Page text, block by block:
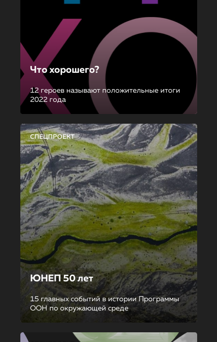
Что хорошего?
12 героев называют положительные итоги
2022 года
СПЕЦПРОЕКТ
ЮНЕП 50 лет
15 главных событий в истории Программы
ООН по окружающей среде